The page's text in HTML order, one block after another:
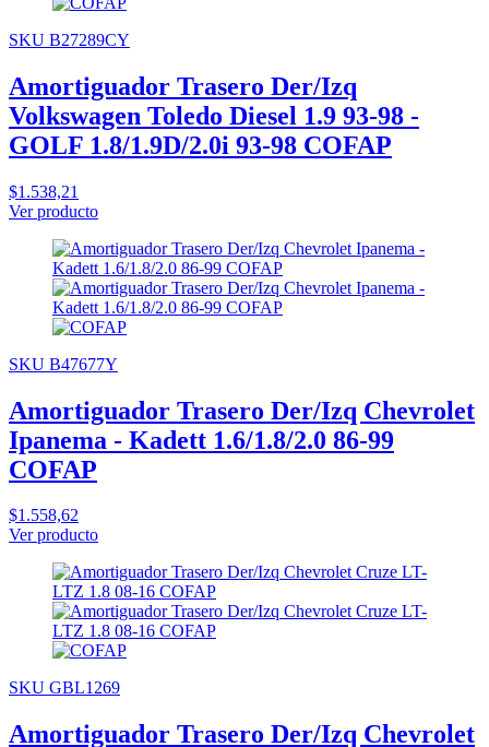
SKU B27289CY
Amortiguador Trasero Der/Izq
Volkswagen Toledo Diesel 1.9 93-98 -
GOLF 1.8/1.9D/2.0i 93-98 COFAP
$1.538,21
Ver producto
SKU B47677Y
Amortiguador Trasero Der/Izq Chevrolet
Ipanema - Kadett 1.6/1.8/2.0 86-99
COFAP
$1.558,62
Ver producto
SKU GBL1269
Amortiguador Trasero Der/Izq Chevrolet